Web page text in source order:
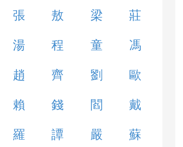
張 敖 梁 莊
湯 程 童 馮
趙 齊 劉 歐
賴 錢 閻 戴
羅 譚 嚴 蘇